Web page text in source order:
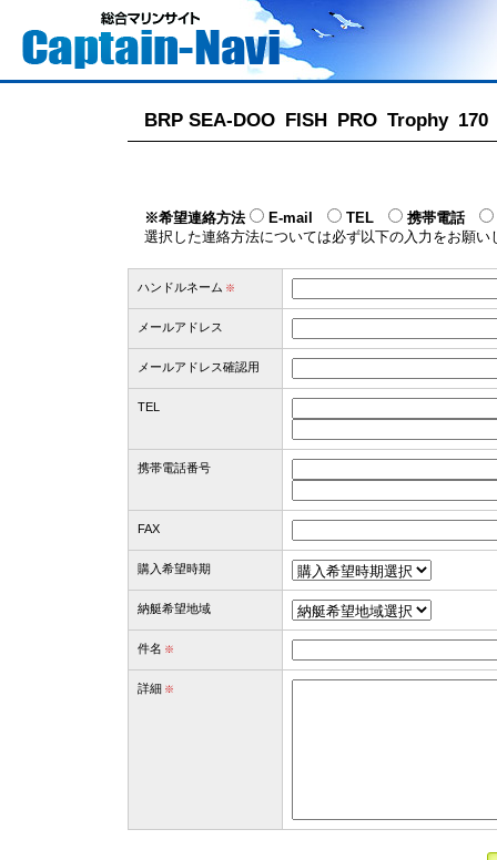
BRP SEA-DOO FISH PRO Trophy
※希望連絡方法 E-mail TEL 携帯電話
選択した連絡方法については必ず以下の入力をお願い
ハンドルネーム ※
メールアドレス
メールアドレス確認用
TEL
携帯電話番号
FAX
購入希望時期
納艇希望地域
件名 ※
詳細 ※